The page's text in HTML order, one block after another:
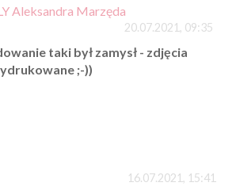
Aleksandra Marzęda
20.07.2021, 09:35
taki był zamysł - zdjęcia
;-))
16.07.2021, 15:41